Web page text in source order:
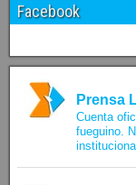
Facebook
Prensa
Cuenta
fueguino.
institucional.